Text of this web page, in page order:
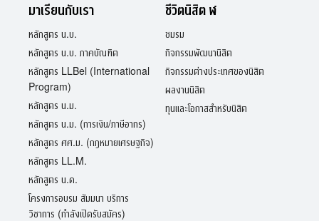
มาเรียนกับเรา
หลักสูตร น.บ.
หลักสูตร น.บ. ภาคบัณฑิต
หลักสูตร LLBel (International
Program)
หลักสูตร น.ม.
หลักสูตร น.ม. (การเงิน/ภาษีอากร)
หลักสูตร ศศ.ม. (กฎหมายเศรษฐกิจ)
หลักสูตร LL.M.
หลักสูตร น.ด.
โครงการอบรม สัมมนา บริการ
วิชาการ (กำลังเปิดรับสมัคร)
ชีวิตนิสิต ฬ
ชมรม
กิจกรรมพัฒนานิสิต
กิจกรรมต่างประเทศของนิสิต
ผลงานนิสิต
ทุนและโอกาสสำหรับนิสิต